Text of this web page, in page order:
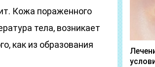
Кожа пораженного
тела, возникает
как из образования